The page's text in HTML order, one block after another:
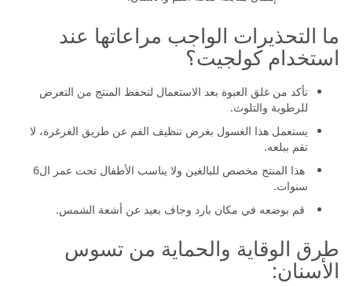
ما التحذيرات الواجب مراعاتها عند
استخدام كولجيت؟
تأكد من غلق العبوة بعد الاستعمال لتحفظ المنتج من التعرض
للرطوبة والتلوث.
يستعمل هذا الغسول بغرض تنظيف الفم عن طريق الغرغرة، لا
تقم ببلعه.
هذا المنتج مخصص للبالغين ولا يناسب الأطفال تحت عمر ال6
سنوات.
قم بوضعه في مكان بارد وجاف بعيد عن أشعة الشمس.
طرق الوقاية والحماية من تسوس
الأسنان: